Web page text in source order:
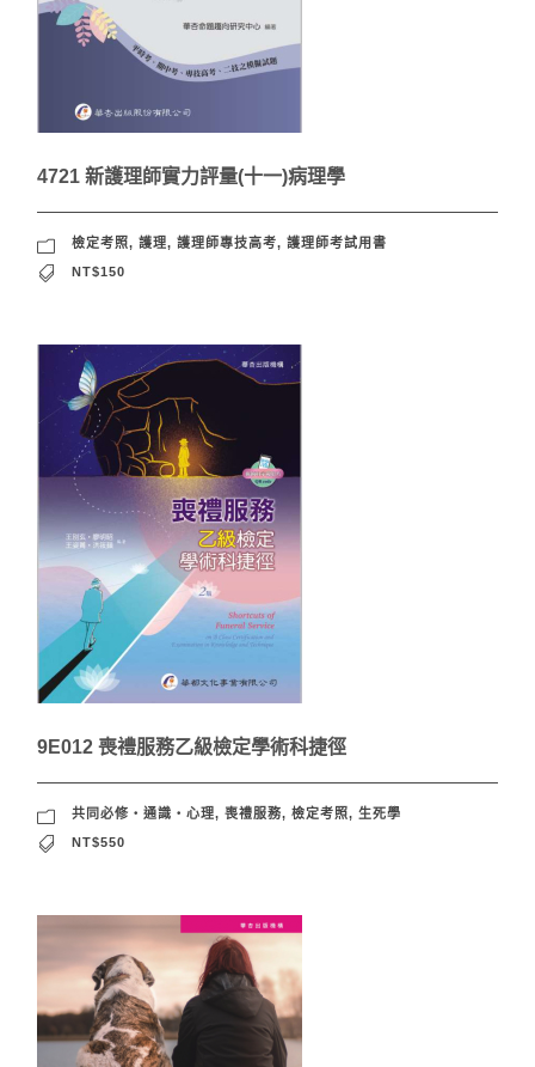
4721 新護理師實力評量(十一)病理學
檢定考照, 護理, 護理師專技高考, 護理師考試用書
NT$150
9E012 喪禮服務乙級檢定學術科捷徑
共同必修‧通識‧心理, 喪禮服務, 檢定考照, 生死學
NT$550